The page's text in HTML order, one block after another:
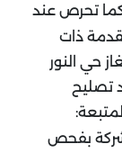
كما تحرص عند
ذات
حي النور
تصليح
بفحص